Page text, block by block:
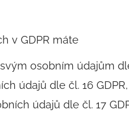
v GDPR máte
osobním údajům
údajů dle čl. 16
údajů dle čl. 17